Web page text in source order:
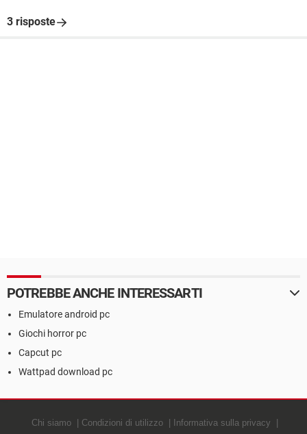
3 risposte
POTREBBE ANCHE INTERESSARTI
Emulatore android pc
Giochi horror pc
Capcut pc
Wattpad download pc
Chi siamo Condizioni di utilizzo Informativa sulla privacy